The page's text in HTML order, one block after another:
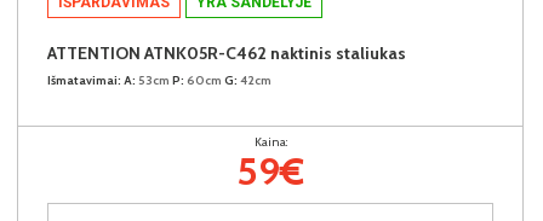
ATTENTION ATNK05R-C462 naktinis staliukas
Išmatavimai: A: 53cm P: 60cm G: 42cm
Kaina:
59€